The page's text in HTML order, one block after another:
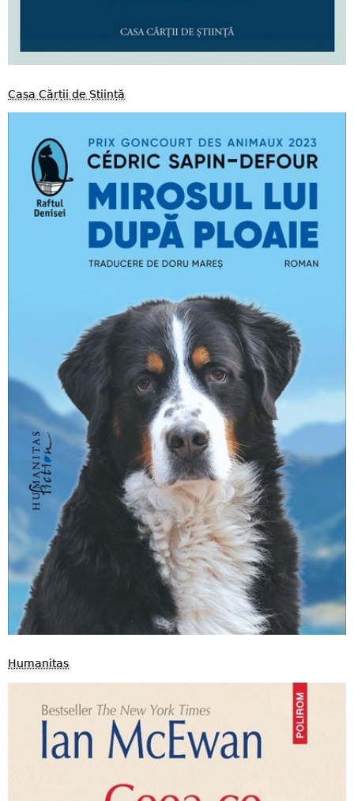
Casa Cărții de Știință
Humanitas